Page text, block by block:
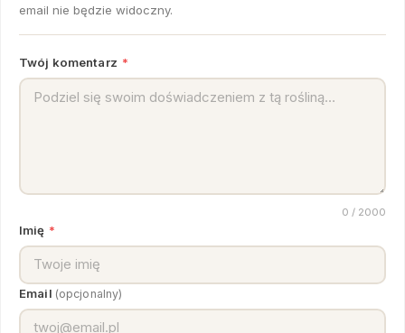
email nie będzie widoczny.
Twój komentarz *
0 / 2000
Imię *
Email (opcjonalny)